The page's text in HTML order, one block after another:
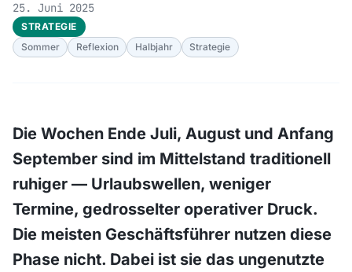
25. Juni 2025
STRATEGIE
Sommer
Reflexion Halbjahr Strategie
Die Wochen Ende Juli, August und Anfang
September sind im Mittelstand traditionell
ruhiger — Urlaubswellen, weniger
Termine, gedrosselter operativer Druck.
Die meisten Geschäftsführer nutzen diese
Phase nicht. Dabei ist sie das ungenutzte